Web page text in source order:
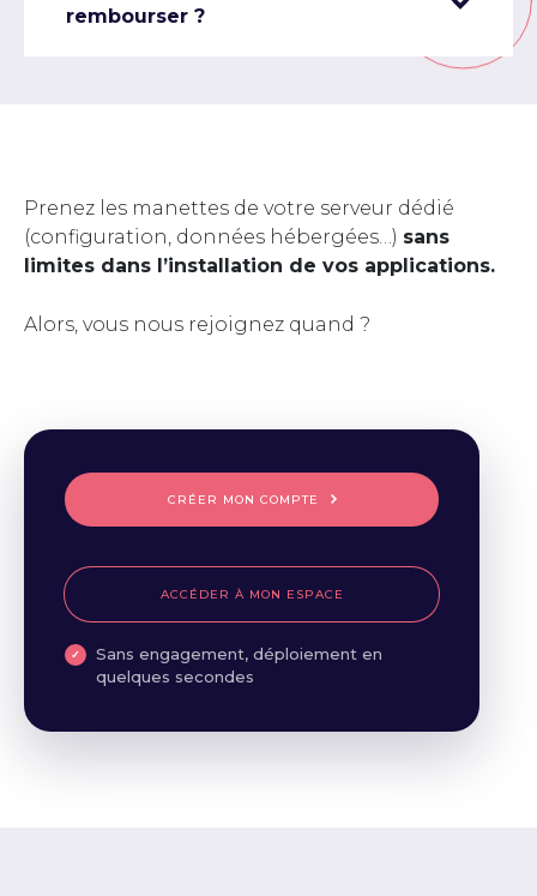
rembourser ?
Prenez les manettes de votre serveur dédié
(configuration, données hébergées…) sans
limites dans l’installation de vos applications.
Alors, vous nous rejoignez quand ?
CRÉER MON COMPTE
ACCÉDER À MON ESPACE
Sans engagement, déploiement en
quelques secondes